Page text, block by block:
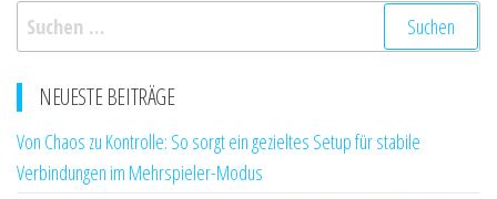
Suchen
nach:
NEUESTE BEITRÄGE
Von Chaos zu Kontrolle: So sorgt ein gezieltes Setup für stabile
Verbindungen im Mehrspieler-Modus